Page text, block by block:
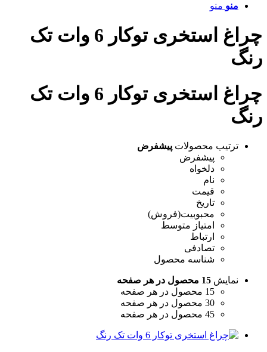
منو منو
چراغ استخری توکار 6 وات تک
رنگ
چراغ استخری توکار 6 وات تک
رنگ
ترتیب محصولات پیشفرض
پیشفرض
دلخواه
نام
قیمت
تاریخ
محبوبیت(فروش)
امتیاز متوسط
ارتباط
تصادفی
شناسه محصول
نمایش 15 محصول در هر صفحه
15 محصول در هر صفحه
30 محصول در هر صفحه
45 محصول در هر صفحه